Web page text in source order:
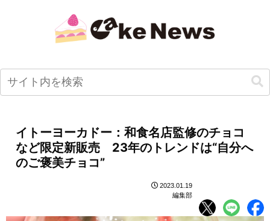
イトーヨーカドー：和食名店監修のチョコ
など限定新販売 23年のトレンドは“自分へ
のご褒美チョコ”
2023.01.19
編集部